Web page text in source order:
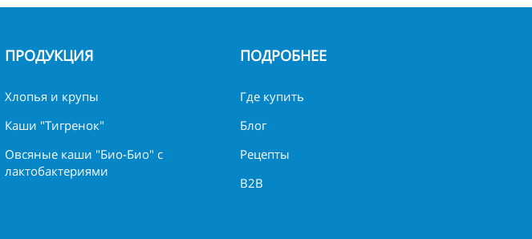
ПРОДУКЦИЯ
Хлопья и крупы
Каши "Тигренок"
Овсяные каши "Био-Био" с
лактобактериями
ПОДРОБНЕЕ
Где купить
Блог
Рецепты
B2B